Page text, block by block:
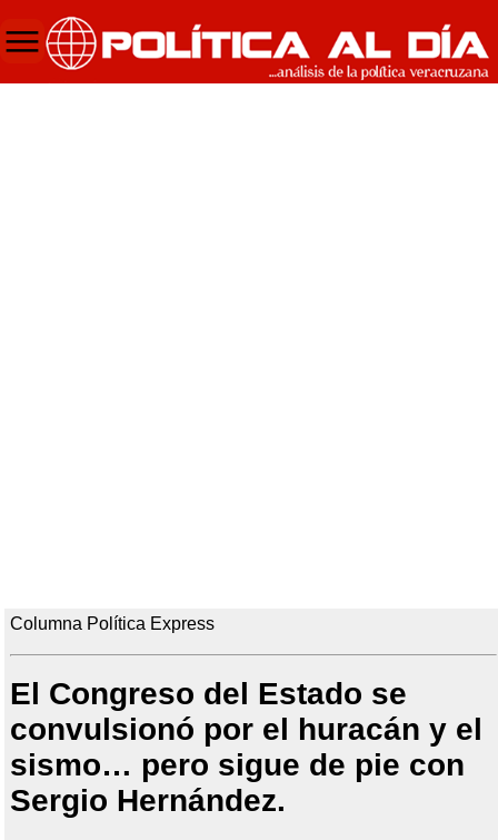
Columna Política Express
El Congreso del Estado se
convulsionó por el huracán y el
sismo… pero sigue de pie con
Sergio Hernández.